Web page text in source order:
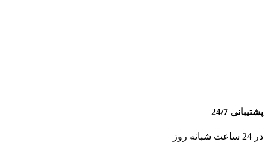
پشتیبانی 24/7
در 24 ساعت شبانه روز